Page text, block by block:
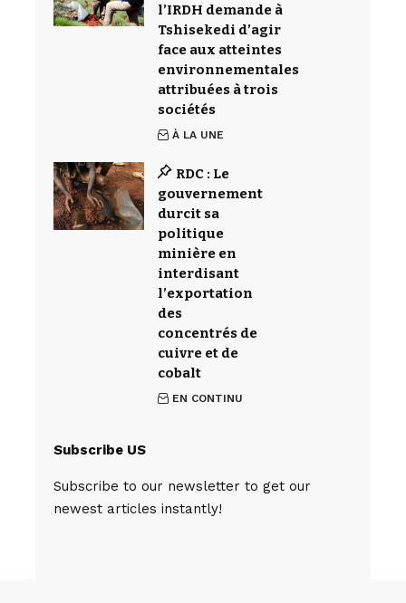
l’IRDH demande à
Tshisekedi d’agir
face aux atteintes
environnementales
attribuées à trois
sociétés
À LA UNE
RDC : Le
gouvernement
durcit sa
politique
minière en
interdisant
l’exportation
des
concentrés de
cuivre et de
cobalt
EN CONTINU
Subscribe US
Subscribe to our newsletter to get our
newest articles instantly!